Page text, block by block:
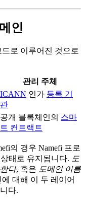
인
로 이루어진 것으로
관리 주체
ICANN 인가 등록 기
관
공개 블록체인의 스마
트 컨트랙트
의 경우 Namefi 프로
태로 유지됩니다. 도
다, 혹은 도메인 이름
대해 이 두 레이어
다.